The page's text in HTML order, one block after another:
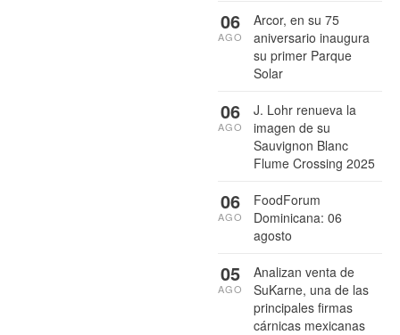
Arcor, en su 75
aniversario inaugura
su primer Parque
Solar
06
AGO
J. Lohr renueva la
imagen de su
Sauvignon Blanc
Flume Crossing 2025
06
AGO
FoodForum
Dominicana: 06
agosto
06
AGO
Analizan venta de
SuKarne, una de las
principales firmas
cárnicas mexicanas
05
AGO